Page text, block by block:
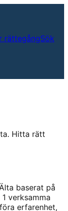
rättegångSök
Hitta rätt
Älta baserat på
1 verksamma
erfarenhet,